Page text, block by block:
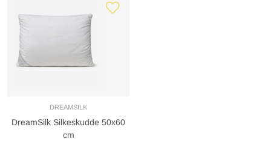
DREAMSILK
DreamSilk Silkeskudde 50x60
cm